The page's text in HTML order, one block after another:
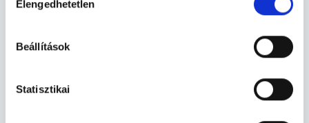
kiválasztása
Elengedhetetlen
Beállítások
Statisztikai
Budapesti és vidéki nemigyógyász orvosok